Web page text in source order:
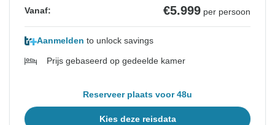
Vanaf: €5.999 per persoon
Aanmelden to unlock savings
Prijs gebaseerd op gedeelde kamer
Reserveer plaats voor 48u
Kies deze reisdata